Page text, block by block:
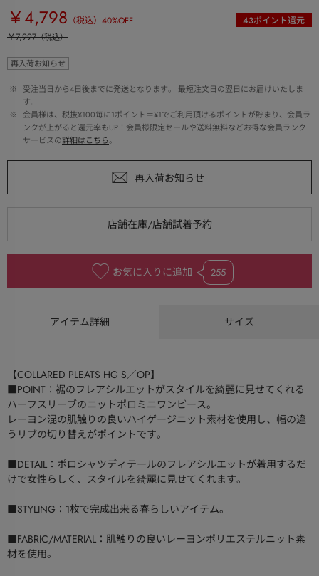
￥4,798 （税込） 40%OFF 43ポイント還元
￥7,997（税込）
再入荷お知らせ
※
受注当日から4日後までに発送となります。 最短注文日の翌日にお届けいたしま
す。
※
会員様は、税抜¥100毎に1ポイント＝¥1でご利用頂けるポイントが貯まり、会員ラ
ンクが上がると還元率もUP！会員様限定セールや送料無料などお得な会員ランク
サービスの詳細はこちら。
お気に入りに追加 255
アイテム詳細 サイズ
【COLLARED PLEATS HG S／OP】
■POINT：裾のフレアシルエットがスタイルを綺麗に見せてくれる
ハーフスリーブのニットポロミニワンピース。
レーヨン混の肌触りの良いハイゲージニット素材を使用し、幅の違
うリブの切り替えがポイントです。
■DETAIL：ポロシャツディテールのフレアシルエットが着用するだ
けで女性らしく、スタイルを綺麗に見せてくれます。
■STYLING：1枚で完成出来る春らしいアイテム。
■FABRIC/MATERIAL：肌触りの良いレーヨンポリエステルニット素
材を使用。